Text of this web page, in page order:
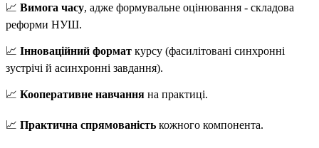
📈 Вимога часу, адже формувальне оцінювання - складова
реформи НУШ.
📈 Інноваційний формат курсу (фасилітовані синхронні
зустрічі й асинхронні завдання).
📈 Кооперативне навчання на практиці.
📈 Практична спрямованість кожного компонента.